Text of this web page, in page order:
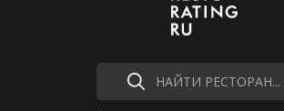
НАЙТИ РЕСТОРАН...